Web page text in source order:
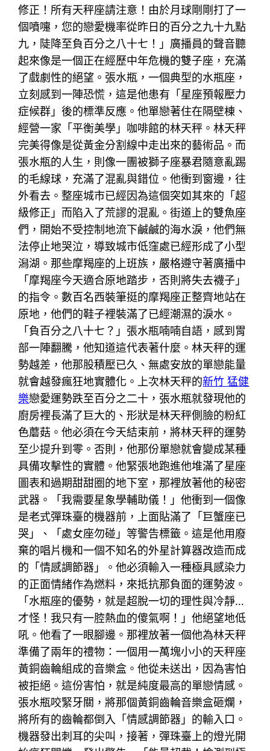
修正！所有天秤座請注意！由於月球剛剛打了一
個噴嚏，您的戀愛機率從昨日的百分之九十九點
九，陡降至負百分之八十七！」廣播員的聲音聽
起來像是一個正在經歷中年危機的雙子座，充滿
了戲劇性的絕望。張水瓶，一個典型的水瓶座，
立刻感到一陣恐慌，這是他患有「星座預報壓力
症候群」後的標準反應。他單戀著住在隔壁棟、
經營一家「平衡美學」咖啡館的林天秤。林天秤
完美得像是從黃金分割線中走出來的藝術品。而
張水瓶的人生，則像一團被獅子座暴君隨意亂踢
的毛線球，充滿了混亂與錯位。他衝到窗邊，往
外看去。整座城市已經因為這個突如其來的「超
級修正」而陷入了荒謬的混亂。街道上的雙魚座
們，開始不受控制地流下鹹鹹的海水淚，他們無
法停止地哭泣，導致城市低窪處已經形成了小型
潟湖。那些摩羯座的上班族，嚴格遵守著廣播中
「摩羯座今天適合原地踏步，否則將失去襪子」
的指令。數百名西裝筆挺的摩羯座正整齊地站在
原地，他們的鞋子裡裝滿了已經潮濕的淚水。
「負百分之八十七？」張水瓶喃喃自語，感到胃
部一陣翻騰，他知道這代表著什麼。林天秤的運
勢越差，他那股積壓已久、無處安放的單戀能量
就會越發瘋狂地實體化。上次林天秤的新竹 猛健
樂戀愛運勢跌至百分之二十，張水瓶就發現他的
廚房裡長滿了巨大的、形狀是林天秤側臉的粉紅
色蘑菇。他必須在今天結束前，將林天秤的運勢
至少提升到零。否則，他那份單戀就會變成某種
具備攻擊性的實體。他緊張地跑進他堆滿了星座
圖表和過期甜甜圈的地下室，那裡放著他的秘密
武器。「我需要星象學輔助儀！」他衝到一個像
是老式彈珠臺的機器前，上面貼滿了「巨蟹座已
哭」、「處女座勿碰」等警告標籤。這是他用廢
棄的唱片機和一個不知名的外星計算器改造而成
的「情感調節器」。他必須輸入一種極具感染力
的正面情緒作為燃料，來抵抗那負面的運勢波。
「水瓶座的優勢，就是超脫一切的理性與冷靜…
才怪！我只有一腔熱血的傻氣啊！」他絕望地低
吼。他看了一眼腳邊。那裡放著一個他為林天秤
準備了兩年的禮物：一個用一萬塊小小的天秤座
黃銅齒輪組成的音樂盒。他從未送出，因為害怕
被拒絕。這份害怕，就是純度最高的單戀情感。
張水瓶咬緊牙關，將那個黃銅齒輪音樂盒砸爛，
將所有的齒輪都倒入「情感調節器」的輸入口。
機器發出刺耳的尖叫，接著，彈珠臺上的燈光開